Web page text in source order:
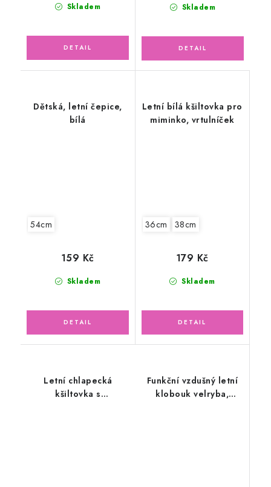
Skladem Skladem
Dětská, letní čepice,
bílá
54cm
Skladem
159 Kč
Letní bílá kšiltovka pro
miminko, vrtulníček
36cm 38cm
Skladem
179 Kč
Letní chlapecká
kšiltovka s
Funkční vzdušný letní
klobouk velryba,